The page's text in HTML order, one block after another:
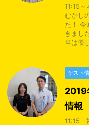
11:15～
むかし
た！ 今
きました
当は優
ゲスト
情報
11:15